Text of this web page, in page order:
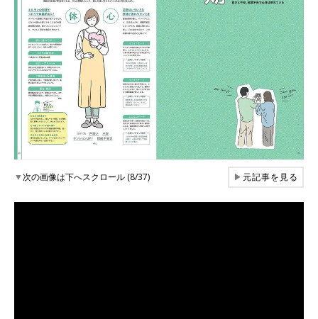
▼次の画像は下へスクロール (8/37) ▶元記事を見る